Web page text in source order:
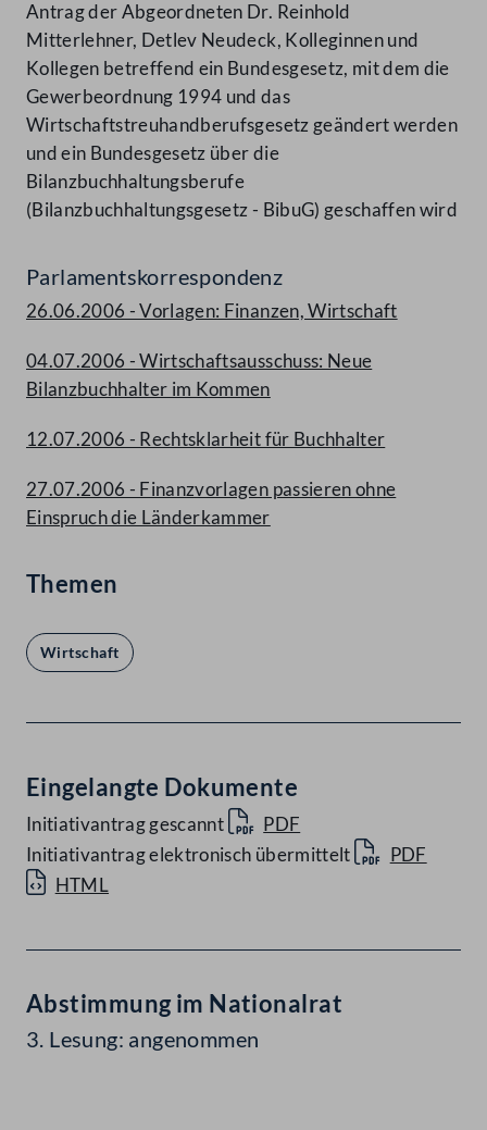
Antrag der Abgeordneten Dr. Reinhold
Mitterlehner, Detlev Neudeck, Kolleginnen und
Kollegen betreffend ein Bundesgesetz, mit dem die
Gewerbeordnung 1994 und das
Wirtschaftstreuhandberufsgesetz geändert werden
und ein Bundesgesetz über die
Bilanzbuchhaltungsberufe
(Bilanzbuchhaltungsgesetz - BibuG) geschaffen wird
Parlamentskorrespondenz
26.06.2006 - Vorlagen: Finanzen, Wirtschaft
04.07.2006 - Wirtschaftsausschuss: Neue
Bilanzbuchhalter im Kommen
12.07.2006 - Rechtsklarheit für Buchhalter
27.07.2006 - Finanzvorlagen passieren ohne
Einspruch die Länderkammer
Themen
Wirtschaft
Eingelangte Dokumente
Initiativantrag gescannt
PDF
Initiativantrag elektronisch übermittelt
PDF
HTML
Abstimmung im Nationalrat
3. Lesung: angenommen